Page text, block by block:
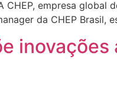
empresa global
da CHEP